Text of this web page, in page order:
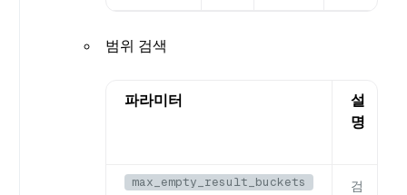
범위 검색
파라미터
설
명
max_empty_result_buckets
검